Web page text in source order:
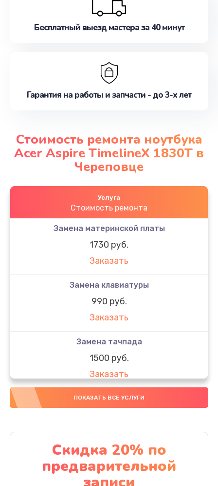
Бесплатный выезд мастера за 40 минут
Гарантия на работы и запчасти - до 3-х лет
Стоимость ремонта ноутбука
Acer Aspire TimelineX 1830T в
Череповце
Услуга
Стоимость ремонта
Замена материнской платы
1730 руб.
Заказать
Замена клавиатуры
990 руб.
Заказать
Замена тачпада
1500 руб.
Заказать
Замена южного моста
Заказать
Чистка от пыли
1060 руб.
ПОКАЗАТЬ ВСЕ УСЛУГИ
Скидка 20% по
предварительной